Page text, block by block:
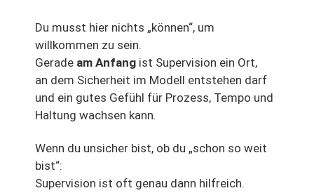
Du musst hier nichts „können“, um
willkommen zu sein.
Gerade am Anfang ist Supervision ein Ort,
an dem Sicherheit im Modell entstehen darf
und ein gutes Gefühl für Prozess, Tempo und
Haltung wachsen kann.
Wenn du unsicher bist, ob du „schon so weit
bist“:
Supervision ist oft genau dann hilfreich.